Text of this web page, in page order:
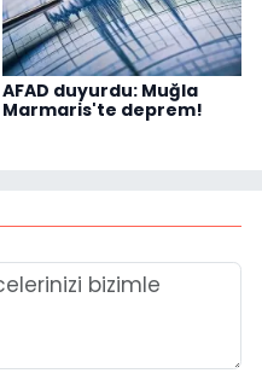
AFAD duyurdu: Muğla
Marmaris'te deprem!